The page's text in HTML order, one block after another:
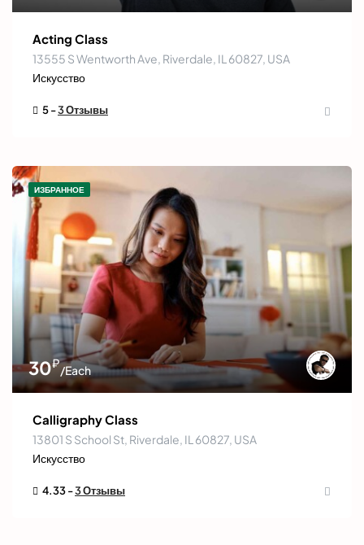
Acting Class
13555 S Wentworth Ave, Riverdale, IL 60827, USA
Искусство
5 -3 Отзывы
ИЗБРАННОЕ
30₽/Each
Calligraphy Class
13801 S School St, Riverdale, IL 60827, USA
Искусство
4.33 -3 Отзывы